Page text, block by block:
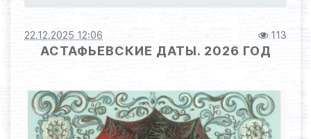
22.12.2025 12:06 113
АСТАФЬЕВСКИЕ ДАТЫ. 2026 ГОД